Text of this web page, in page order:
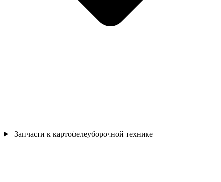
Запчасти к картофелеуборочной технике